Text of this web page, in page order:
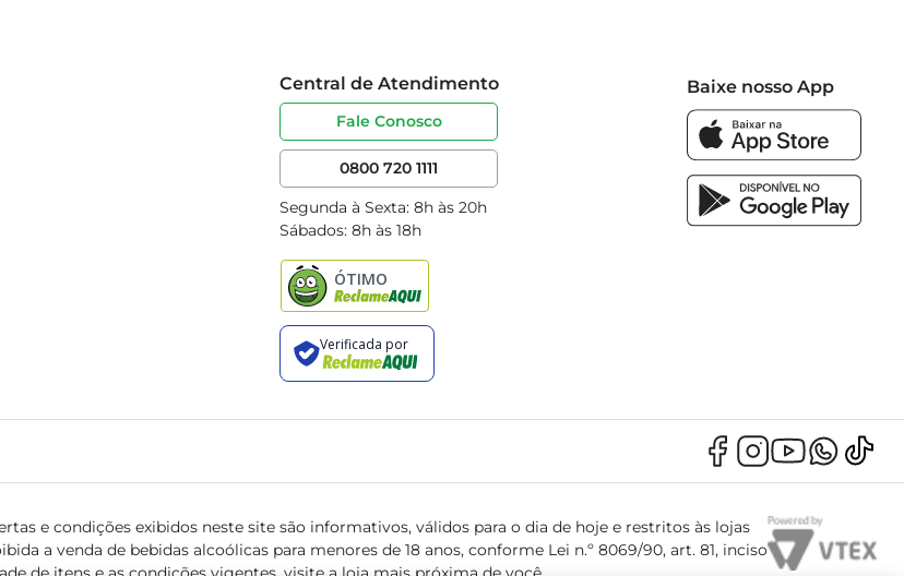
Central de Atendimento
Fale Conosco
0800 720 1111
Segunda à Sexta: 8h às 20h
Sábados: 8h às 18h
Baixe nosso App
e condições exibidos neste site são informativos, válidos para o dia de hoje e restritos às lojas
a venda de bebidas alcoólicas para menores de 18 anos, conforme Lei n.º 8069/90, art. 81, inciso